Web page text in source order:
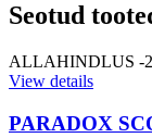
Seotud
ALLAHINDLUS -
View details
PARADOX